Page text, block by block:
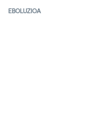
EBOLUZIOA